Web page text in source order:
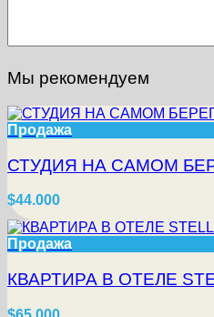
Мы рекомендуем
Продажа
СТУДИЯ НА САМОМ
$44.000
Продажа
КВАРТИРА В ОТЕЛЕ